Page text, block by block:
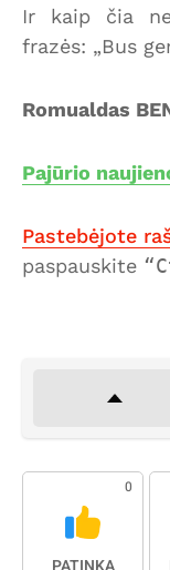
Ir kaip čia
frazės: „Bus
Romualdas
Pajūrio
Pastebėjote
paspauskite
0